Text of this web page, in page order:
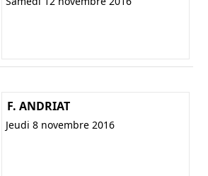
F. ANDRIAT
Jeudi 8 novembre 2016